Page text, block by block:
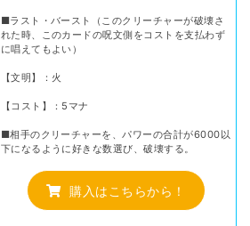
■ラスト・バースト（このクリーチャーが破壊さ
れた時、このカードの呪文側をコストを支払わず
に唱えてもよい）
【文明】：火
【コスト】：5マナ
■相手のクリーチャーを、パワーの合計が6000以
下になるように好きな数選び、破壊する。
購入はこちらから！